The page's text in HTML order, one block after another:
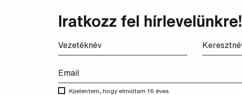
Iratkozz fel hírlevelünkre!
Kijelentem, hogy elmúltam 16 éves.